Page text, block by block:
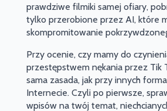
prawdziwe filmiki samej ofiary,
tylko przerobione przez AI, które
skompromitowanie
Przy ocenie, czy mamy do
przestępstwem nękania przez Tik
sama zasada, jak przy innych
Internecie. Czyli po pierwsze,
wpisów na twój temat,